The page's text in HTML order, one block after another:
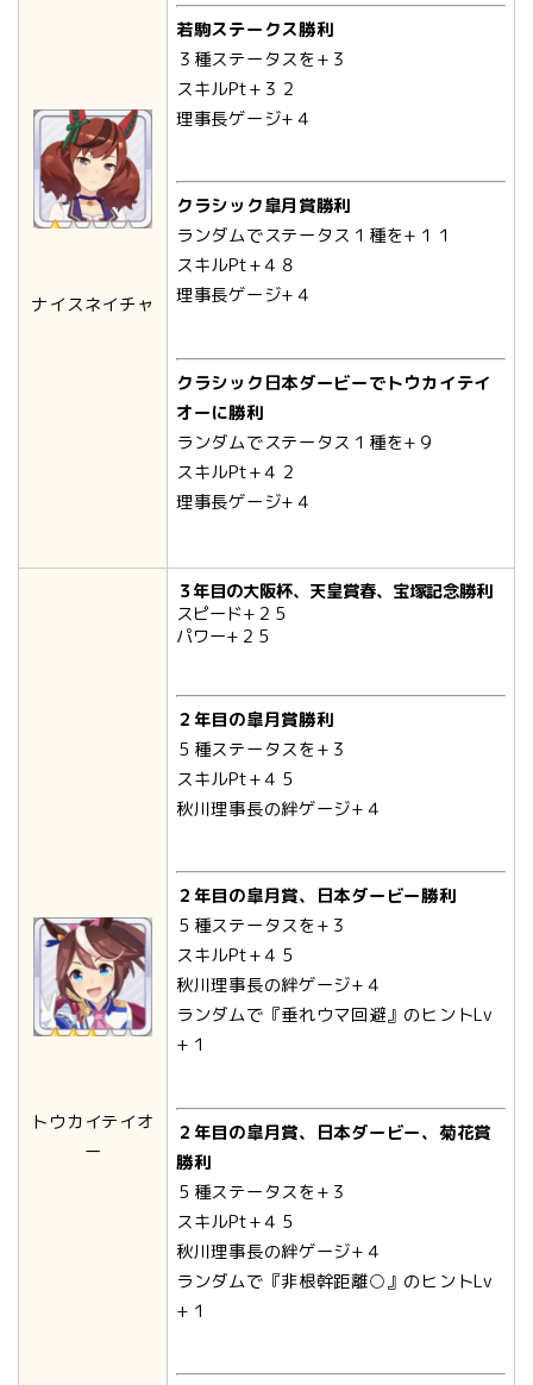
ナイスネイチャ
若駒ステークス勝利
３種ステータスを+３
スキルPt+３２
理事長ゲージ+４
クラシック皐月賞勝利
ランダムでステータス１種を+１１
スキルPt+４８
理事長ゲージ+４
クラシック日本ダービーでトウカイテイ
オーに勝利
ランダムでステータス１種を+９
スキルPt+４２
理事長ゲージ+４
トウカイテイオ
ー
３年目の大阪杯、天皇賞春、宝塚記念勝利
スピード+２５
パワー+２５
２年目の皐月賞勝利
５種ステータスを+３
スキルPt+４５
秋川理事長の絆ゲージ+４
２年目の皐月賞、日本ダービー勝利
５種ステータスを+３
スキルPt+４５
秋川理事長の絆ゲージ+４
ランダムで『垂れウマ回避』のヒントLv
+１
２年目の皐月賞、日本ダービー、菊花賞
勝利
５種ステータスを+３
スキルPt+４５
秋川理事長の絆ゲージ+４
ランダムで『非根幹距離○』のヒントLv
+１